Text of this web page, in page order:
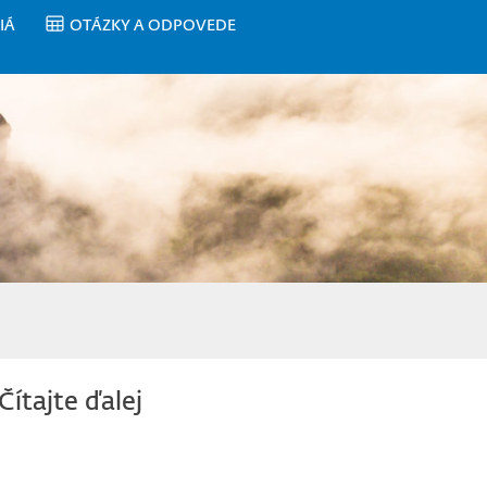
OTÁZKY A ODPOVEDE
ďalej